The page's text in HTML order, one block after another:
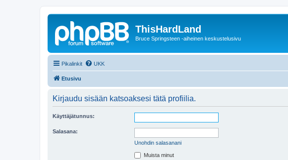
ThisHardLand
Bruce Springsteen -aiheinen keskustelusivu
Pikalinkit UKK
Etusivu
Kirjaudu sisään katsoaksesi tätä profiilia.
Käyttäjätunnus:
Salasana:
Unohdin salasanani
Muista minut